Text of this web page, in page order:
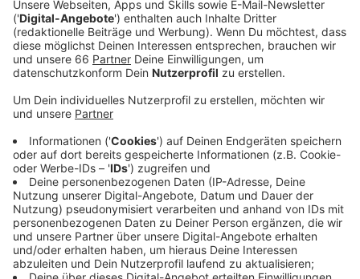
Softairpistole. Insgesamt waren dutzende
Polizisten zusätzlich im Einsatz.
Veröffentlicht:Montag, 12.06.2023 05:41
Anzeige
Obwohl Innenminister Reul die Altstadt im Dezember
2021 zur Waffenverbotszone erklärt hatte, kam es
dort auch in der Folgezeit immer wieder zu schlimmen
Gewaltverbrechen und Messerattacken. Dass der
Begriff "Waffenverbotszone" viele vorwiegend junge
Männer nicht davon abhält, Messer mit in die Altstadt
zu bringen, zeigen die Kontrollen vom Samstagabend.